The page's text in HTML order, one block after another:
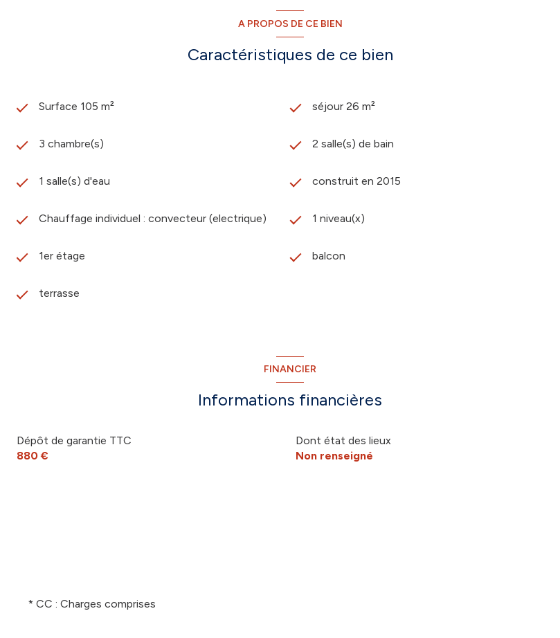
A PROPOS DE CE BIEN
Caractéristiques de ce bien
Surface 105 m² séjour 26 m²
3 chambre(s) 2 salle(s) de bain
1 salle(s) d'eau construit en 2015
Chauffage individuel : convecteur (electrique) 1 niveau(x)
1er étage balcon
terrasse
FINANCIER
Informations financières
Dont état des lieux
Non renseigné
Dépôt de garantie TTC
880 €
* CC : Charges comprises